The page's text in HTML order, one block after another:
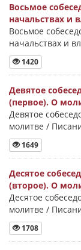
Восьмое
начальствах и
Восьмое
начальствах и
1420
Девятое
(первое). О
Девятое
молитве /
1649
Десятое
(второе). О
Десятое
молитве /
1708